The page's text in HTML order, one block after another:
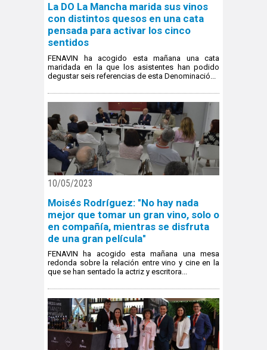
La DO La Mancha marida sus vinos
con distintos quesos en una cata
pensada para activar los cinco
sentidos
FENAVIN ha acogido esta mañana una cata
maridada en la que los asistentes han podido
degustar seis referencias de esta Denominació...
10/05/2023
Moisés Rodríguez: "No hay nada
mejor que tomar un gran vino, solo o
en compañía, mientras se disfruta
de una gran película"
FENAVIN ha acogido esta mañana una mesa
redonda sobre la relación entre vino y cine en la
que se han sentado la actriz y escritora...